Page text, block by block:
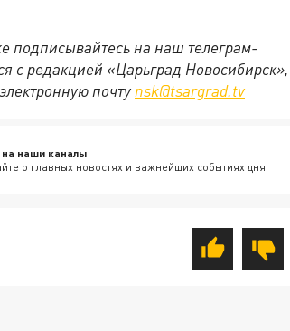
подписывайтесь на наш телеграм-
с редакцией «Царьград Новосибирск»,
почту nsk@tsargrad.tv
наши каналы
о главных новостях и важнейших событиях дня.